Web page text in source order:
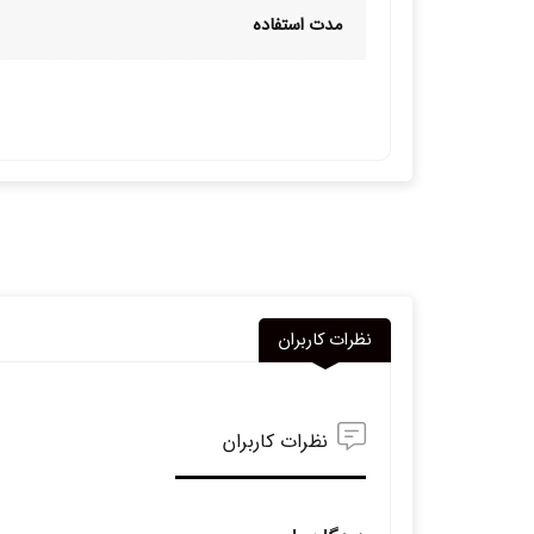
مدت استفاده
نظرات کاربران
نظرات کاربران